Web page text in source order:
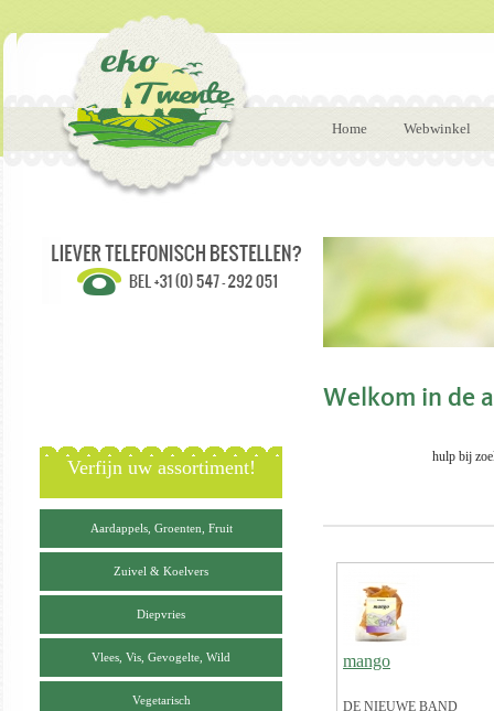
Welkom in de
hulp bij
Home Webwinkel
Verfijn uw assortiment!
Aardappels, Groenten, Fruit
Zuivel & Koelvers
Diepvries
Vlees, Vis, Gevogelte, Wild
Vegetarisch
mango
DE NIEUWE BAND